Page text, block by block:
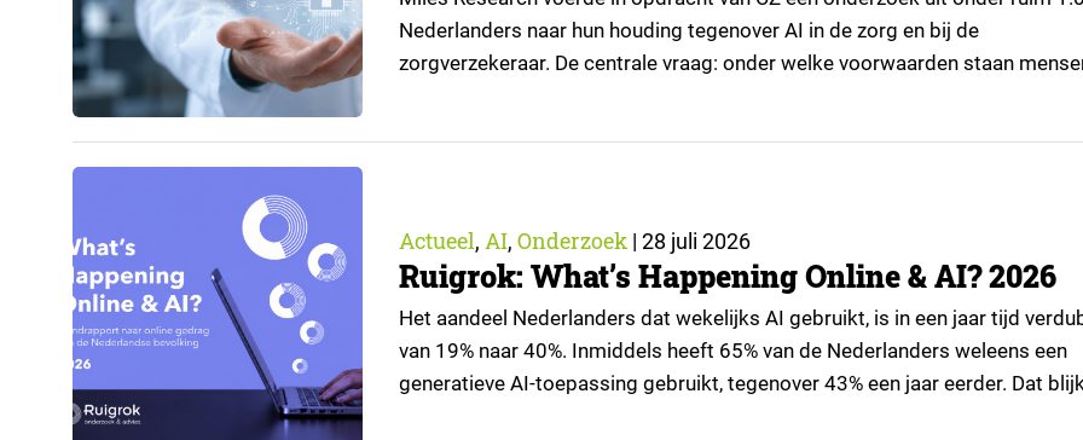
Nederlanders naar hun houding tegenover AI in de zorg en bij de
zorgverzekeraar. De centrale vraag: onder welke voorwaarden staan
Actueel, AI, Onderzoek | 28 juli 2026
Ruigrok: What’s Happening Online & AI? 2026
Het aandeel Nederlanders dat wekelijks AI gebruikt, is in een jaar tijd
van 19% naar 40%. Inmiddels heeft 65% van de Nederlanders weleens een
generatieve AI-toepassing gebruikt, tegenover 43% een jaar eerder. Dat